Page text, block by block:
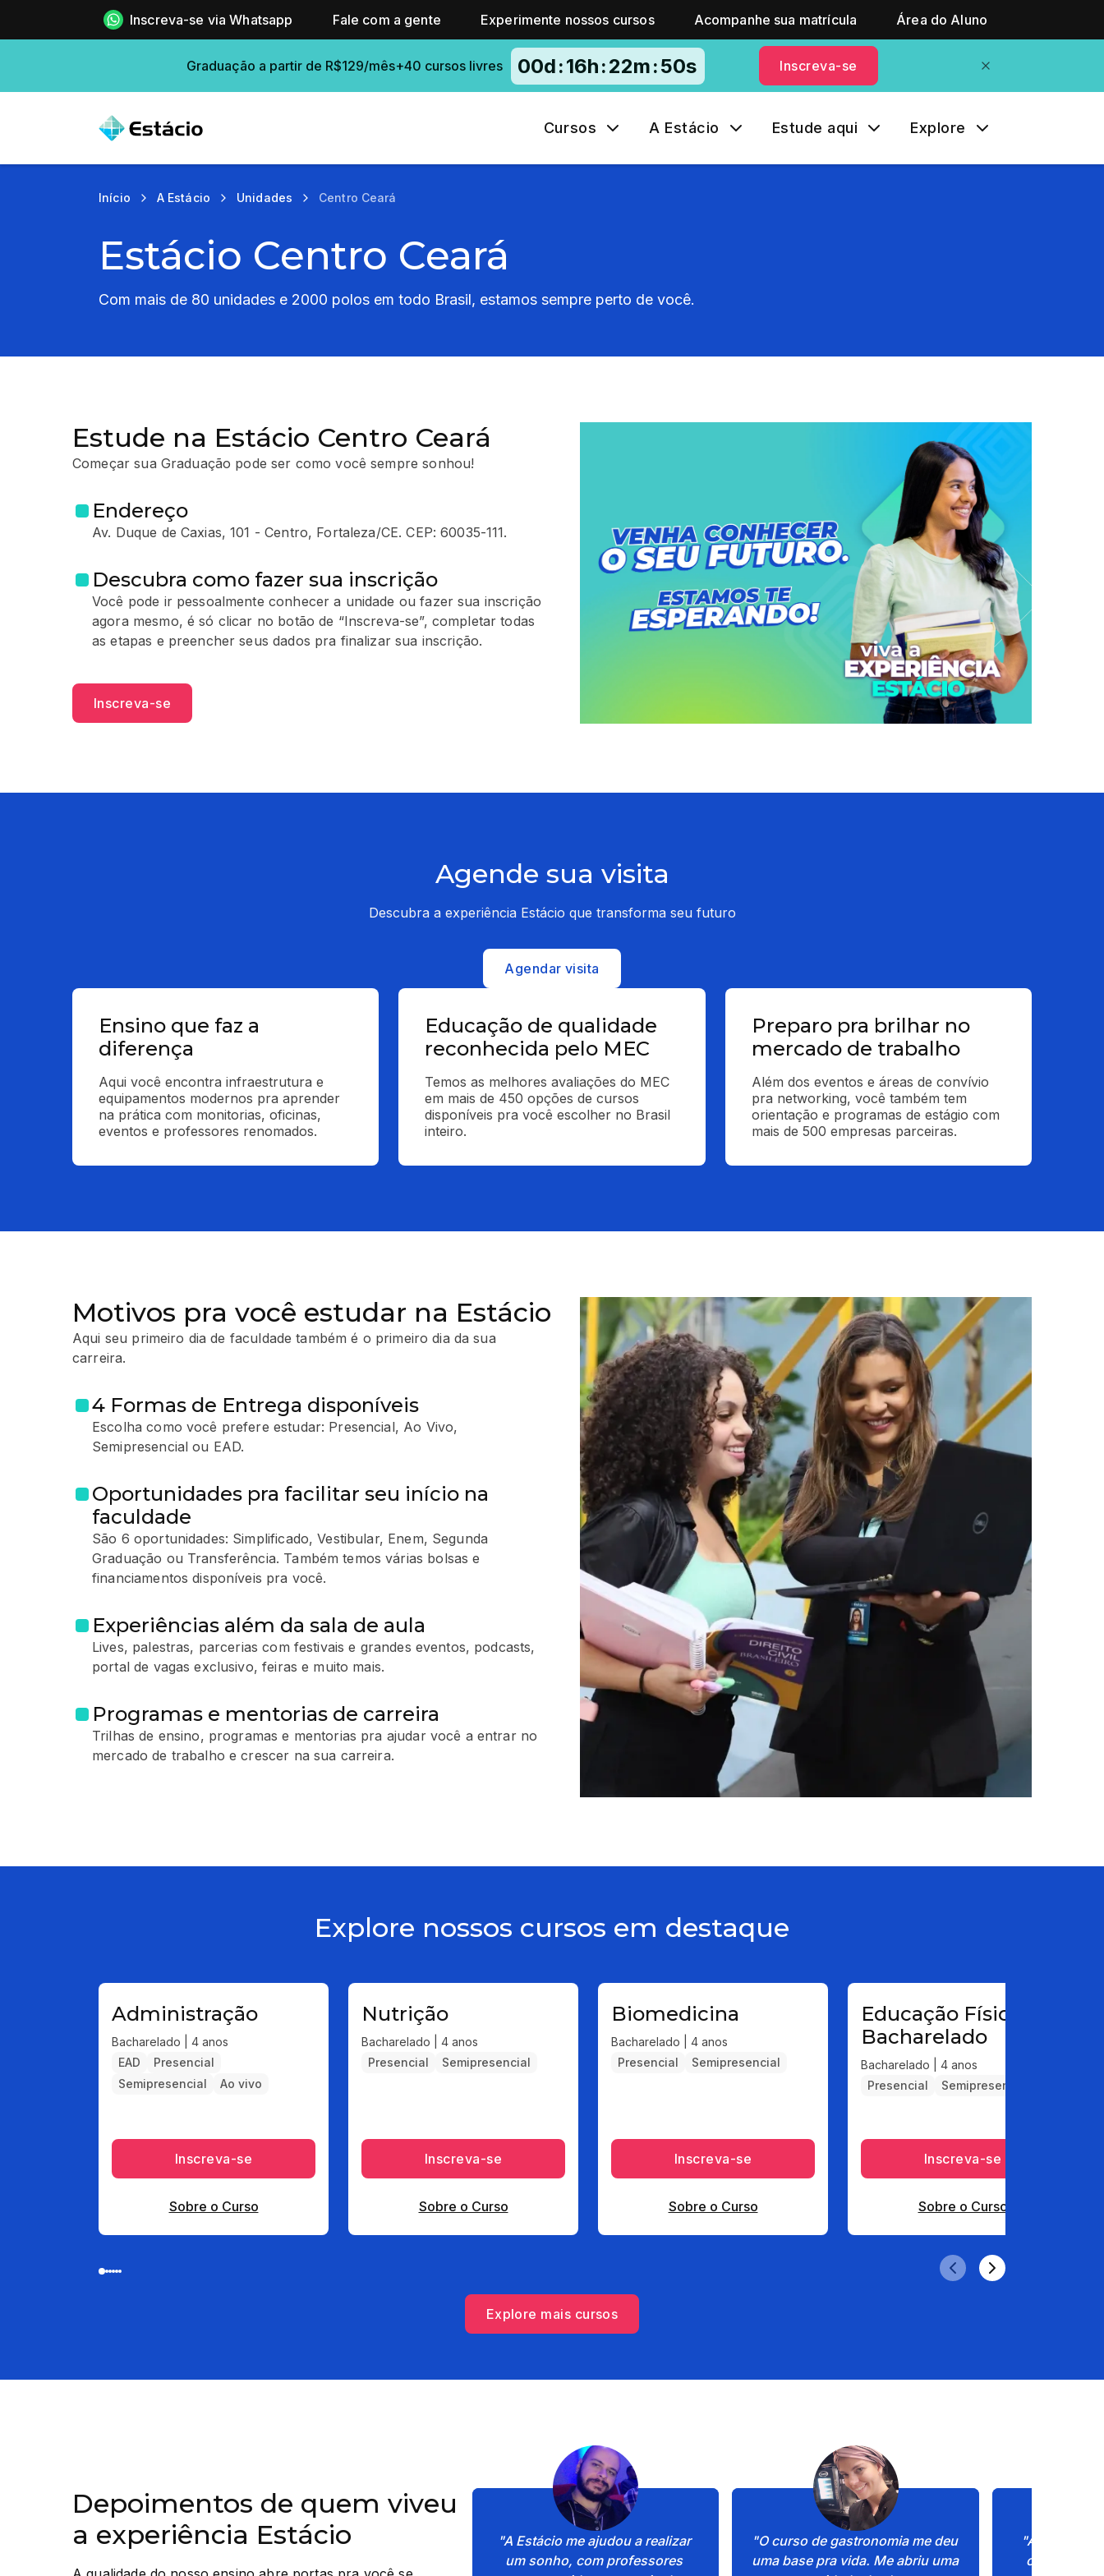
Inscreva-se via Whatsapp Fale com a gente Experimente nossos cursos Acompanhe sua matrícula Área do Aluno
Graduação a partir de R$129/mês+40 cursos livres 00d:16h:22m:49s Inscreva-se
Cursos A Estácio Estude aqui Explore
Início A Estácio Unidades Centro Ceará
Estácio Centro Ceará
Com mais de 80 unidades e 2000 polos em todo Brasil, estamos sempre perto de você.
Estude na Estácio Centro Ceará
Começar sua Graduação pode ser como você sempre sonhou!
Endereço
Av. Duque de Caxias, 101 - Centro, Fortaleza/CE. CEP: 60035-111.
Descubra como fazer sua inscrição
Você pode ir pessoalmente conhecer a unidade ou fazer sua inscrição
agora mesmo, é só clicar no botão de “Inscreva-se”, completar todas
as etapas e preencher seus dados pra finalizar sua inscrição.
Inscreva-se
Agende sua visita
Descubra a experiência Estácio que transforma seu futuro
Agendar visita
Ensino que faz a
diferença
Aqui você encontra infraestrutura e
equipamentos modernos pra aprender
na prática com monitorias, oficinas,
eventos e professores renomados.
Educação de qualidade
reconhecida pelo MEC
Temos as melhores avaliações do MEC
em mais de 450 opções de cursos
disponíveis pra você escolher no Brasil
inteiro.
Preparo pra brilhar no
mercado de trabalho
Além dos eventos e áreas de convívio
pra networking, você também tem
orientação e programas de estágio com
mais de 500 empresas parceiras.
Motivos pra você estudar na Estácio
Aqui seu primeiro dia de faculdade também é o primeiro dia da sua
carreira.
4 Formas de Entrega disponíveis
Escolha como você prefere estudar: Presencial, Ao Vivo,
Semipresencial ou EAD.
Oportunidades pra facilitar seu início na
faculdade
São 6 oportunidades: Simplificado, Vestibular, Enem, Segunda
Graduação ou Transferência. Também temos várias bolsas e
financiamentos disponíveis pra você.
Experiências além da sala de aula
Lives, palestras, parcerias com festivais e grandes eventos, podcasts,
portal de vagas exclusivo, feiras e muito mais.
Programas e mentorias de carreira
Trilhas de ensino, programas e mentorias pra ajudar você a entrar no
mercado de trabalho e crescer na sua carreira.
Explore nossos cursos em destaque
Administração
Bacharelado | 4 anos
EAD
Presencial
Semipresencial
Ao vivo
Inscreva-se
Sobre o Curso
Nutrição
Bacharelado | 4 anos
Presencial
Semipresencial
Inscreva-se
Sobre o Curso
Biomedicina
Bacharelado | 4 anos
Presencial
Semipresencial
Inscreva-se
Sobre o Curso
Educação Física -
Bacharelado
Bacharelado | 4 anos
Presencial
Semipresencial
Inscreva-se
Sobre o Curso
Explore mais cursos
Depoimentos de quem viveu
a experiência Estácio
"A Estácio me ajudou a realizar
um sonho, com professores
"O curso de gastronomia me deu
uma base pra vida. Me abriu uma
"A Estácio
chance de